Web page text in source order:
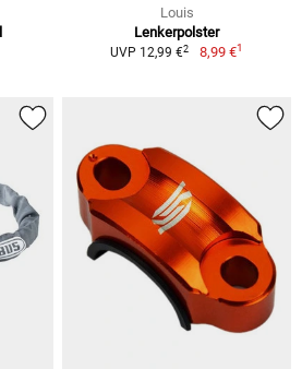
Louis
Lenkerpolster
UVP 12,99 €2 8,99 €1